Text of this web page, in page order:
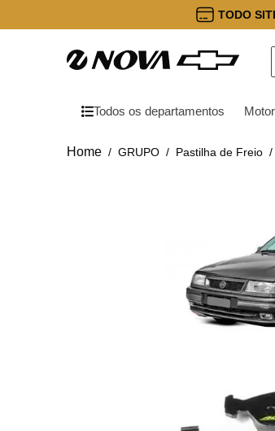
TODO
Todos os departamentos Motor
GRUPO Pastilha de Freio